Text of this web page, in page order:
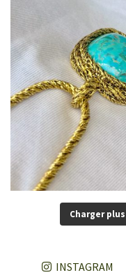
Charger plus
INSTAGRAM